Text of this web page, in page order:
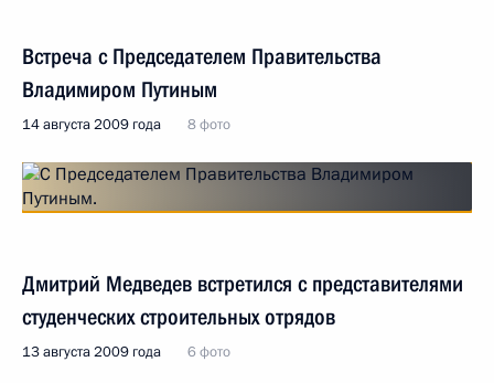
Встреча с Председателем Правительства
Владимиром Путиным
14 августа 2009 года 8 фото
Дмитрий Медведев встретился с представителями
студенческих строительных отрядов
13 августа 2009 года 6 фото